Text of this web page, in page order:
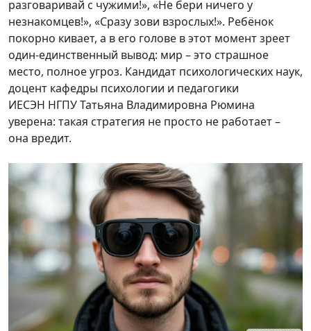
разговаривай с чужими!», «Не бери ничего у
незнакомцев!», «Сразу зови взрослых!». Ребёнок
покорно кивает, а в его голове в этот момент зреет
один-единственный вывод: мир – это страшное
место, полное угроз. Кандидат психологических наук,
доцент кафедры психологии и педагогики
ИЕСЭН НГПУ Татьяна Владимировна Рюмина
уверена: такая стратегия не просто не работает –
она вредит.